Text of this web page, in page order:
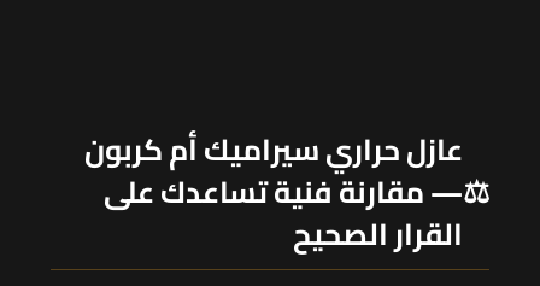
⚖️
عازل حراري سيراميك أم كربون
— مقارنة فنية تساعدك على
القرار الصحيح